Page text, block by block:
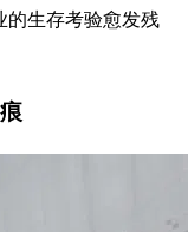
的生存考验愈发残